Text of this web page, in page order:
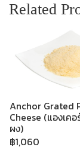
Related
Anchor Grated
Cheese (แองเค
ผง)
฿1,060